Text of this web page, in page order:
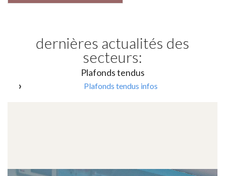
dernières actualités des
secteurs:
Plafonds tendus
Plafonds tendus infos